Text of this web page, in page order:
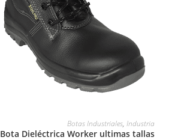
Botas Industriales,Industria
Bota Dieléctrica Worker ultimas tallas